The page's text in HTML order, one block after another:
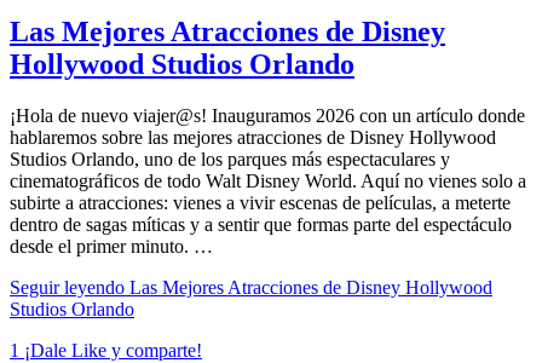
Las Mejores Atracciones de Disney
Hollywood Studios Orlando
¡Hola de nuevo viajer@s! Inauguramos 2026 con un artículo donde
hablaremos sobre las mejores atracciones de Disney Hollywood
Studios Orlando, uno de los parques más espectaculares y
cinematográficos de todo Walt Disney World. Aquí no vienes solo a
subirte a atracciones: vienes a vivir escenas de películas, a meterte
dentro de sagas míticas y a sentir que formas parte del espectáculo
desde el primer minuto. …
Seguir leyendo Las Mejores Atracciones de Disney Hollywood
Studios Orlando
1 ¡Dale Like y comparte!